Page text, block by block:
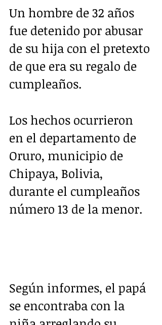
Un hombre de 32 años
fue detenido por abusar
de su hija con el pretexto
de que era su regalo de
cumpleaños.
Los hechos ocurrieron
en el departamento de
Oruro, municipio de
Chipaya, Bolivia,
durante el cumpleaños
número 13 de la menor.
Según informes, el papá
se encontraba con la